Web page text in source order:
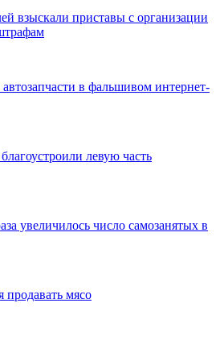
взыскали приставы с организации
в фальшивом интернет-
левую часть
увеличилось число самозанятых в
продавать мясо